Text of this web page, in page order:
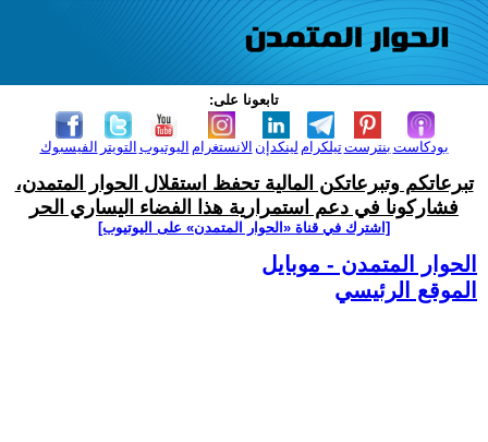
تابعونا على:
الفيسبوك التويتر اليوتيوب الانستغرام لينكدإن تيلكرامبنترست بودكاست
تبرعاتكم وتبرعاتكن المالية تحفظ استقلال الحوار المتمدن،
فشاركونا في دعم استمرارية هذا الفضاء اليساري الحر
[اشترك في قناة ‫«الحوار المتمدن» على اليوتيوب]
الحوار المتمدن - موبايل
الموقع الرئيسي